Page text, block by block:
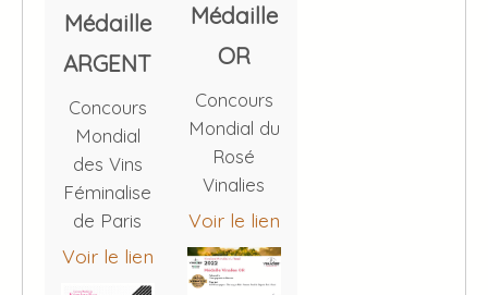
Médaille
ARGENT
Concours
Mondial
des Vins
Féminalise
de Paris
Voir le lien
Médaille
OR
Concours
Mondial du
Rosé
Vinalies
Voir le lien